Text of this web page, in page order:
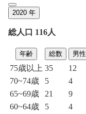
2020 年
総人口 116人
年齢 総数 男性
75歳以上 35 12
70~74歳
5 4
65~69歳
21 9
60~64歳
5 4